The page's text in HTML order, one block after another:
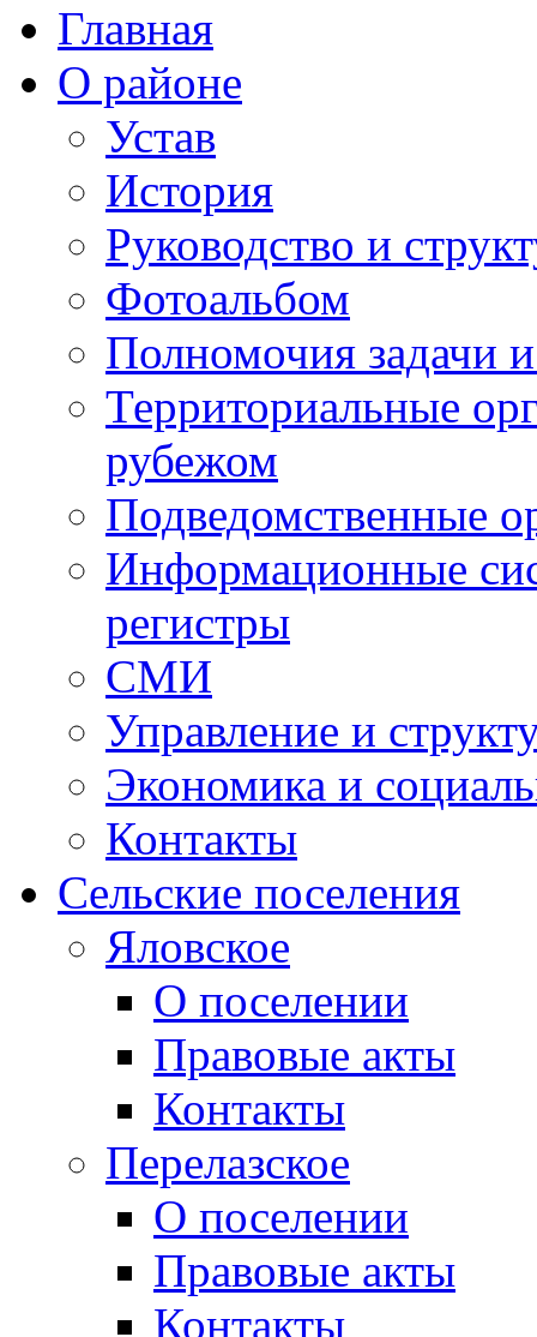
Главная
О районе
Устав
История
Руководство и
Фотоальбом
Полномочия задачи
Территориальные
рубежом
Подведомственные
Информационные
регистры
СМИ
Управление и
Экономика и
Контакты
Сельские поселения
Яловское
О поселении
Правовые акты
Контакты
Перелазское
О поселении
Правовые акты
Контакты